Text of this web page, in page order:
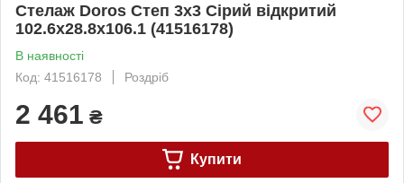
Стелаж Doros Степ 3х3 Сірий відкритий
102.6х28.8х106.1 (41516178)
В наявності
Код: 41516178
Роздріб
2 461 ₴
Купити